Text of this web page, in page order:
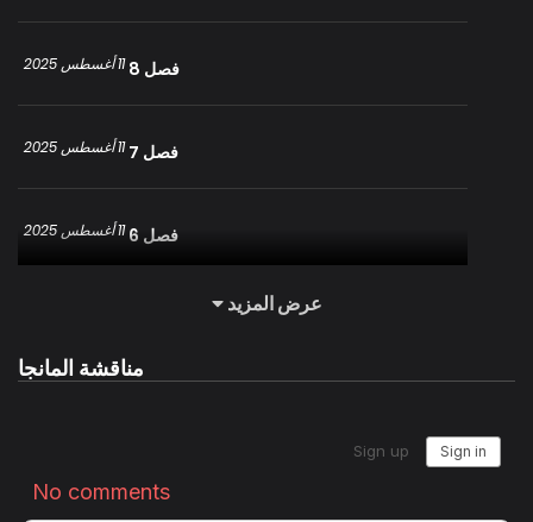
فصل 8 11 أغسطس 2025
فصل 7 11 أغسطس 2025
فصل 6 11 أغسطس 2025
فصل 3
عرض المزيد
مناقشة المانجا